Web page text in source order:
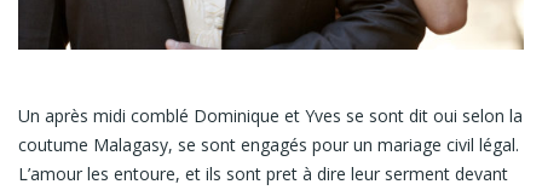
Un après midi comblé Dominique et Yves se sont dit oui selon la
coutume Malagasy, se sont engagés pour un mariage civil légal.
L’amour les entoure, et ils sont pret à dire leur serment devant